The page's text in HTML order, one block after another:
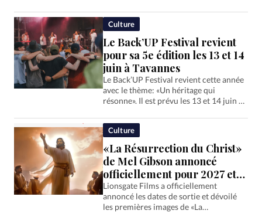
importantes pour les historiens qui
étudient son existence.
Culture
Le Back’UP Festival revient
pour sa 5e édition les 13 et 14
juin à Tavannes
Le Back’UP Festival revient cette année
avec le thème: «Un héritage qui
résonne». Il est prévu les 13 et 14 juin à
Culture
«La Résurrection du Christ»
de Mel Gibson annoncé
officiellement pour 2027 et
2028
Lionsgate Films a officiellement
annoncé les dates de sortie et dévoilé
les premières images de «La